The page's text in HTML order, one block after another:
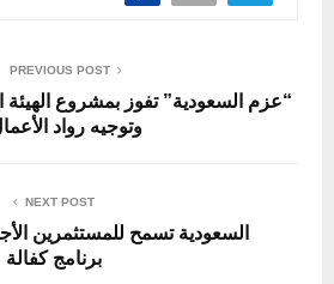
PREVIOUS POST
“عزم السعودية” تفوز بمشروع الهيئة
وتوجيه رواد
NEXT POST
السعودية تسمح للمستثمرين
برنامج كفالة